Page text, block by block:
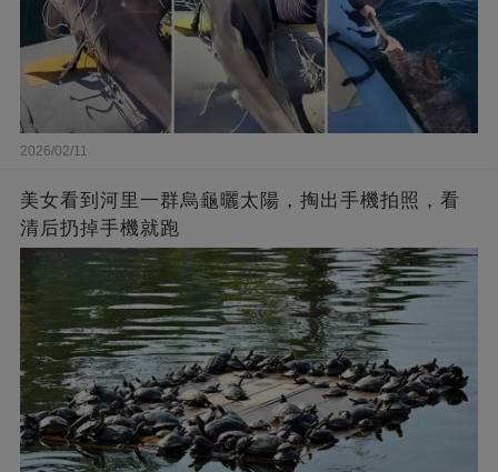
2026/02/11
美女看到河里一群烏龜曬太陽，掏出手機拍照，看
清后扔掉手機就跑